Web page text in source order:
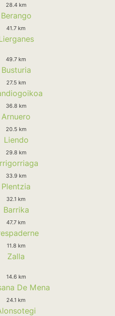
28.4 km
Berango
41.7 km
49.7 km
Busturia
27.5 km
36.8 km
Arnuero
20.5 km
Liendo
29.8 km
33.9 km
Plentzia
32.1 km
Barrika
47.7 km
11.8 km
Zalla
14.6 km
De Mena
24.1 km